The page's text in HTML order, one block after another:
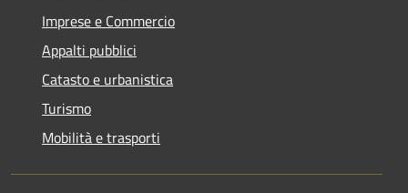
Imprese e Commercio
Appalti pubblici
Catasto e urbanistica
Turismo
Mobilità e trasporti